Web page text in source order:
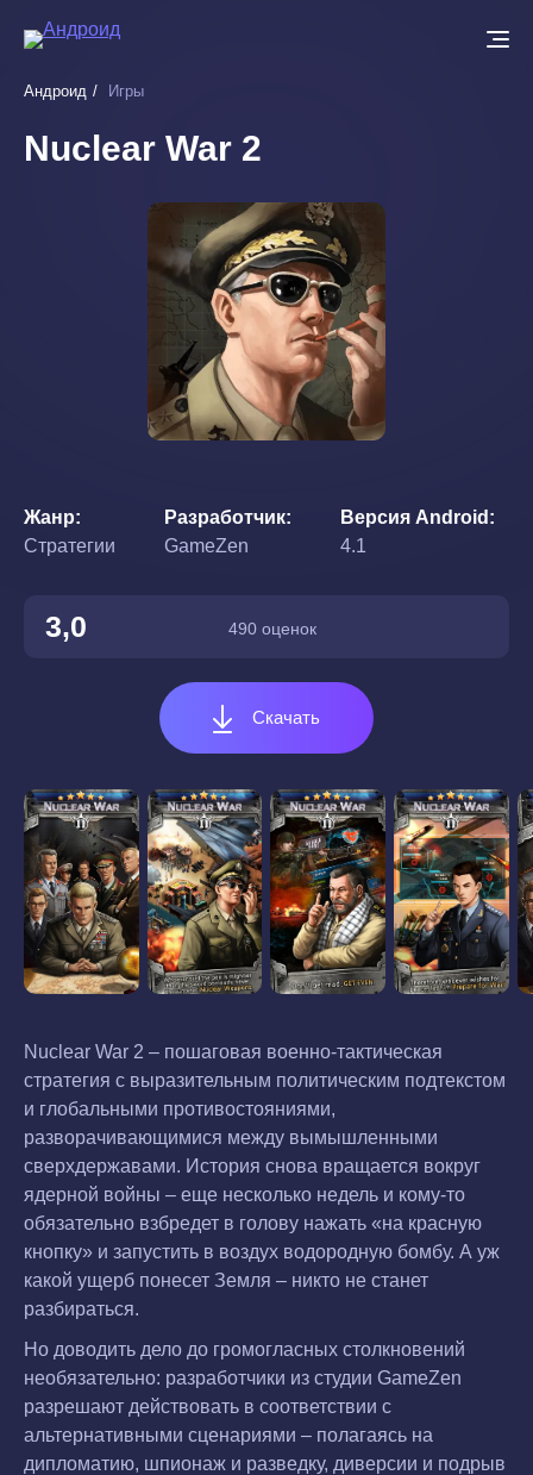
основному
Андроид Игры
Nuclear War 2
Жанр
Стратегии
Разработчик
GameZen
Версия Android
4.1
3,0 490 оценок
Скачать
Nuclear War 2 – пошаговая военно-тактическая
стратегия с выразительным политическим подтекстом
и глобальными противостояниями,
разворачивающимися между вымышленными
сверхдержавами. История снова вращается вокруг
ядерной войны – еще несколько недель и кому-то
обязательно взбредет в голову нажать «на красную
кнопку» и запустить в воздух водородную бомбу. А уж
какой ущерб понесет Земля – никто не станет
разбираться.
Но доводить дело до громогласных столкновений
необязательно: разработчики из студии GameZen
разрешают действовать в соответствии с
альтернативными сценариями – полагаясь на
дипломатию, шпионаж и разведку, диверсии и подрыв